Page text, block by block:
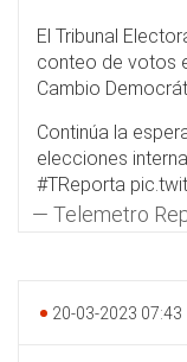
El Tribunal
conteo de votos
Cambio
Continúa la
elecciones
#TReporta
— Telemetro
20-03-2023 07:43